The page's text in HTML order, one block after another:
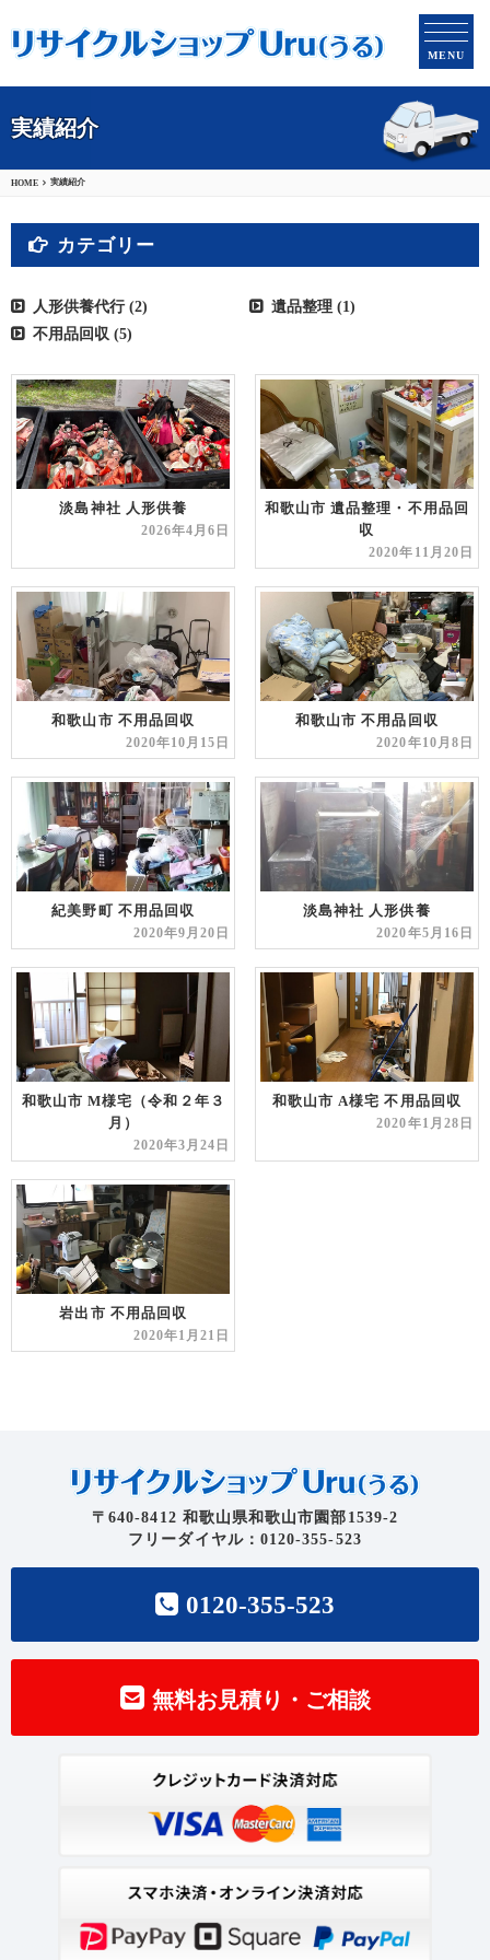
MENU
実績紹介
HOME 実績紹介
カテゴリー
人形供養代行 (2)
遺品整理 (1)
不用品回収 (5)
淡島神社 人形供養
2026年4月6日
和歌山市 遺品整理・不用品回
収
2020年11月20日
和歌山市 不用品回収
2020年10月15日
和歌山市 不用品回収
2020年10月8日
紀美野町 不用品回収
2020年9月20日
淡島神社 人形供養
2020年5月16日
和歌山市 M様宅（令和２年３
月）
2020年3月24日
和歌山市 A様宅 不用品回収
2020年1月28日
岩出市 不用品回収
2020年1月21日
〒640-8412 和歌山県和歌山市園部1539-2
フリーダイヤル：0120-355-523
0120-355-523
無料お見積り・ご相談